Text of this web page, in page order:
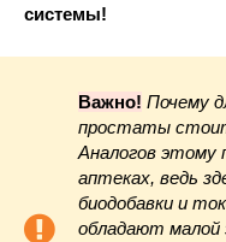
системы!
Важно! Почему
простаты
Аналогов этому
аптеках, ведь
биодобавки и
обладают